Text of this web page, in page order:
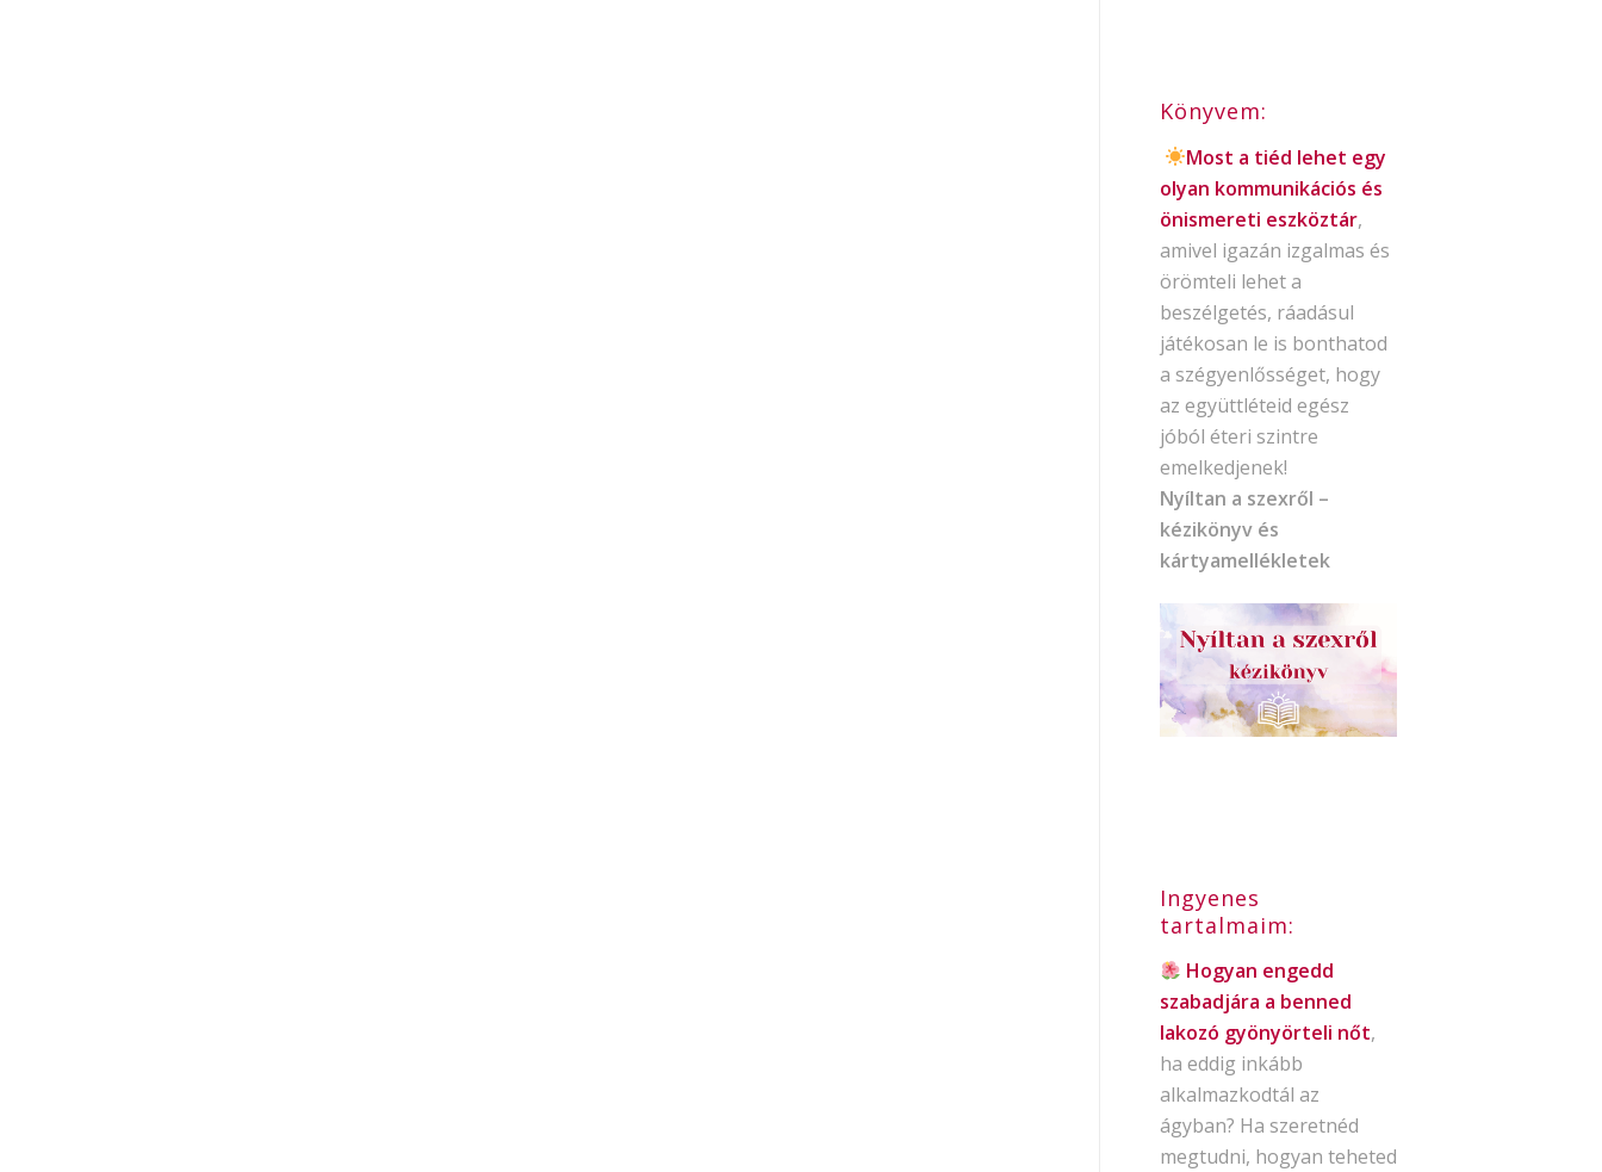
Könyvem:
Most a tiéd lehet egy
olyan kommunikációs és
önismereti eszköztár,
amivel igazán izgalmas és
örömteli lehet a
beszélgetés, ráadásul
játékosan le is bonthatod
a szégyenlősséget, hogy
az együttléteid egész
jóból éteri szintre
emelkedjenek!
Nyíltan a szexről –
kézikönyv és
kártyamellékletek
Ingyenes
tartalmaim:
Hogyan engedd
szabadjára a benned
lakozó gyönyörteli nőt,
ha eddig inkább
alkalmazkodtál az
ágyban? Ha szeretnéd
megtudni, hogyan teheted